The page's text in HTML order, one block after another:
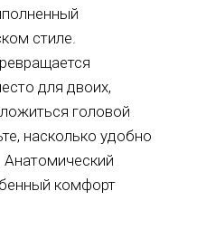
стиле.
для двоих,
головой
насколько удобно
комфорт